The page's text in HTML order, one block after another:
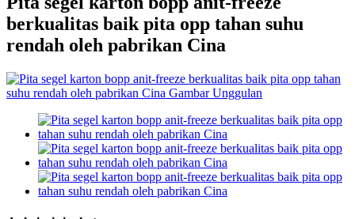
berkualitas baik pita opp tahan suhu
rendah oleh pabrikan Cina